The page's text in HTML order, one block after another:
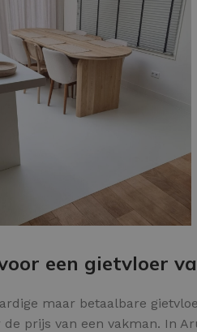
een gietvloer
maar betaalbare
prijs van een vakman. In